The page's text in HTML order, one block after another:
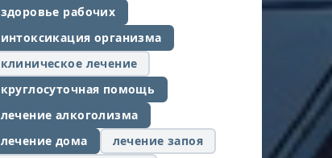
здоровье рабочих
интоксикация организма
клиническое лечение
круглосуточная помощь
лечение алкоголизма
лечение дома
лечение запоя